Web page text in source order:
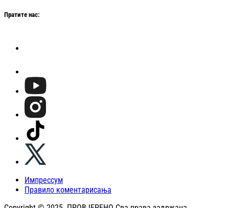
Пратите нас:
Импрессум
Правило коментарисања